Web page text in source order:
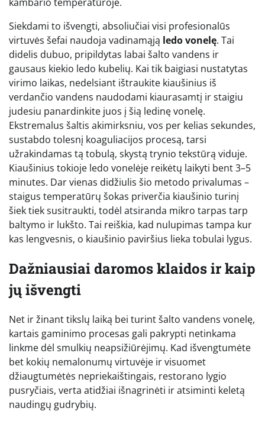
Siekdami to išvengti, absoliučiai visi profesionalūs
virtuvės šefai naudoja vadinamąją ledo vonelę. Tai
didelis dubuo, pripildytas labai šalto vandens ir
gausaus kiekio ledo kubelių. Kai tik baigiasi nustatytas
virimo laikas, nedelsiant ištraukite kiaušinius iš
verdančio vandens naudodami kiaurasamtį ir staigiu
judesiu panardinkite juos į šią ledinę vonelę.
Ekstremalus šaltis akimirksniu, vos per kelias sekundes,
sustabdo tolesnį koaguliacijos procesą, tarsi
užrakindamas tą tobulą, skystą trynio tekstūrą viduje.
Kiaušinius tokioje ledo vonelėje reikėtų laikyti bent 3–5
minutes. Dar vienas didžiulis šio metodo privalumas –
staigus temperatūrų šokas priverčia kiaušinio turinį
šiek tiek susitraukti, todėl atsiranda mikro tarpas tarp
baltymo ir lukšto. Tai reiškia, kad nulupimas tampa kur
kas lengvesnis, o kiaušinio paviršius lieka tobulai lygus.
Dažniausiai daromos klaidos ir kaip
jų išvengti
Net ir žinant tikslų laiką bei turint šalto vandens vonelę,
kartais gaminimo procesas gali pakrypti netinkama
linkme dėl smulkių neapsižiūrėjimų. Kad išvengtumėte
bet kokių nemalonumų virtuvėje ir visuomet
džiaugtumėtės nepriekaištingais, restorano lygio
pusryčiais, verta atidžiai išnagrinėti ir atsiminti keletą
naudingų gudrybių.